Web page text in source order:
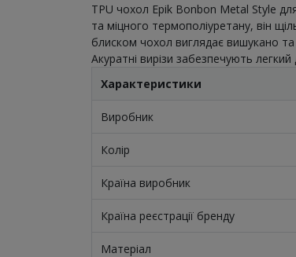
TPU чохол Epik Bonbon Metal Style
та міцного термополіуретану, він
блиском чохол виглядає вишукано та
Акуратні вирізи забезпечують
Характеристики
Виробник
Колір
Країна виробник
Країна реєстрації бренду
Матеріал